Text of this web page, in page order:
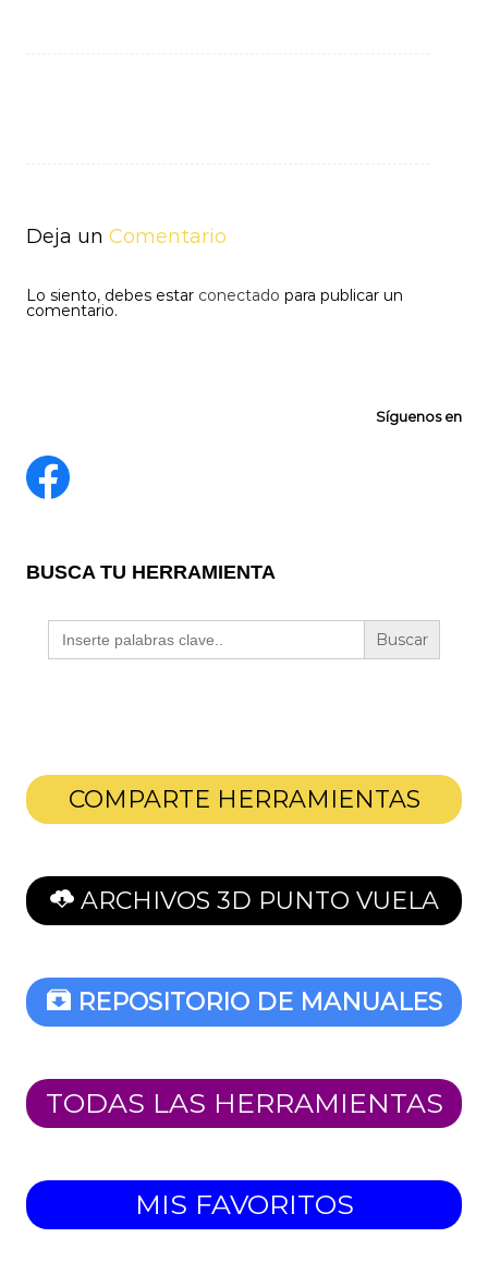
Deja un Comentario
Lo siento, debes estar conectado para publicar un
comentario.
Síguenos en
BUSCA TU HERRAMIENTA
Buscar:
COMPARTE HERRAMIENTAS
ARCHIVOS 3D PUNTO VUELA
REPOSITORIO DE MANUALES
TODAS LAS HERRAMIENTAS
MIS FAVORITOS